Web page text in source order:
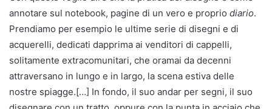
annotare sul notebook, pagine di un vero e proprio diario.
Prendiamo per esempio le ultime serie di disegni e di
acquerelli, dedicati dapprima ai venditori di cappelli,
solitamente extracomunitari, che oramai da decenni
attraversano in lungo e in largo, la scena estiva delle
nostre spiagge.[…] In fondo, il suo andar per segni, il suo